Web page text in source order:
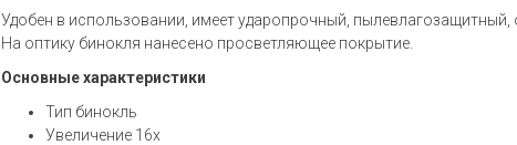
Удобен в использовании, имеет ударопрочный, пылевлагозащитный,
На оптику бинокля нанесено просветляющее покрытие.
Основные характеристики
Тип бинокль
Увеличение 16x